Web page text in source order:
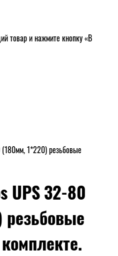
товар и нажмите кнопку «В
1*220) резьбовые
UPS 32-80